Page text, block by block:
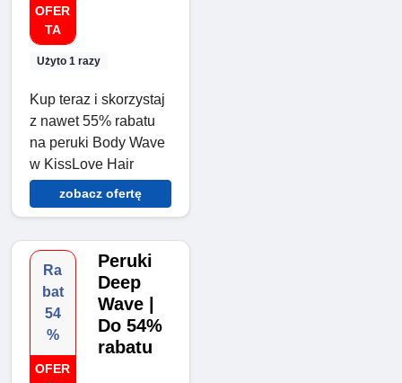
OFER
TA
Użyto 1 razy
Kup teraz i skorzystaj
z nawet 55% rabatu
na peruki Body Wave
w KissLove Hair
zobacz ofertę
Ra
bat
54
%
OFER
Peruki
Deep
Wave |
Do 54%
rabatu